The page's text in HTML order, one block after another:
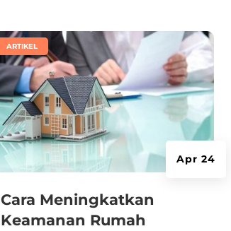
Cara Meningkatkan
Keamanan Rumah
Apr 24
ARTIKEL